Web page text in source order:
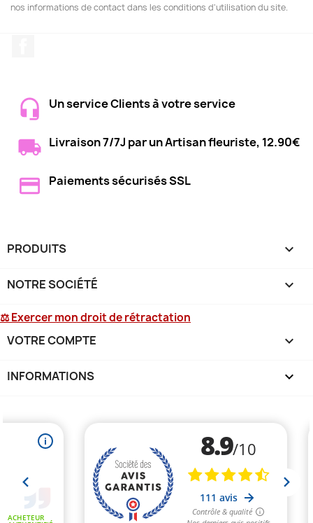
nos informations de contact dans les conditions d'utilisation du site.
Un service Clients à votre service
Livraison 7/7J par un Artisan fleuriste, 12.90€
Paiements sécurisés SSL
PRODUITS 
NOTRE SOCIÉTÉ 
⚖ Exercer mon droit de rétractation
VOTRE COMPTE 
INFORMATIONS keyboard_arrow_down